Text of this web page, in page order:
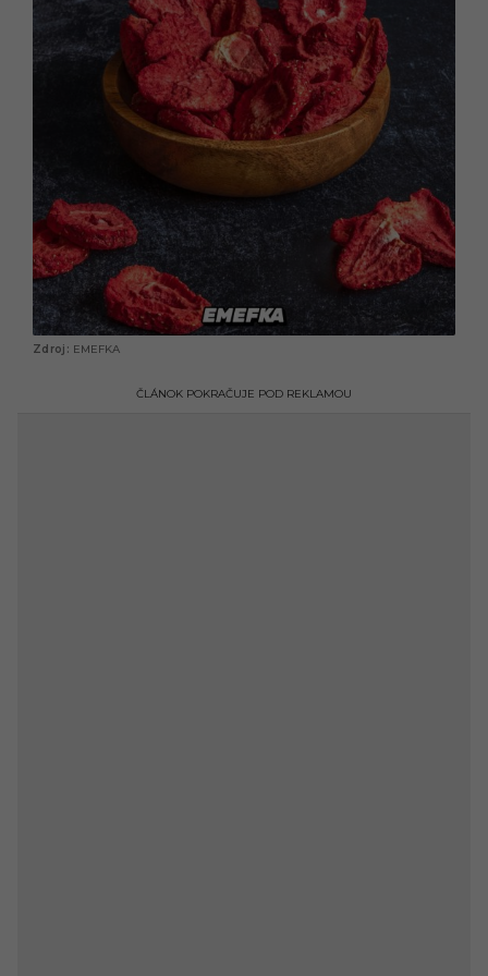
EMEFKA
ČLÁNOK POKRAČUJE POD REKLAMOU